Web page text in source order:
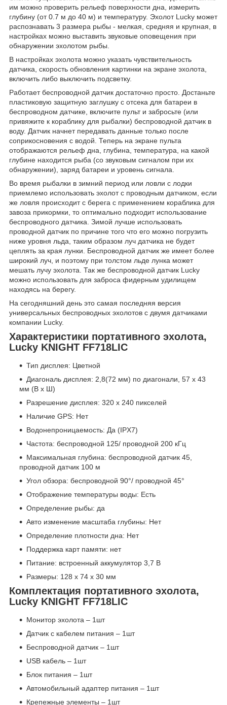
им можно проверить рельеф поверхности дна, измерить
глубину (от 0.7 м до 40 м) и температуру. Эхолот Lucky может
распознавать 3 размера рыбы - мелкая, средняя и крупная, в
настройках можно выставить звуковые оповещения при
обнаружении эхолотом рыбы.
В настройках эхолота можно указать чувствительность
датчика, скорость обновления картинки на экране эхолота,
включить либо выключить подсветку.
Работает беспроводной датчик достаточно просто. Достаньте
пластиковую защитную заглушку с отсека для батареи в
беспроводном датчике, включите пульт и забросьте (или
привяжите к кораблику для рыбалки) беспроводной датчик в
воду. Датчик начнет передавать данные только после
соприкосновения с водой. Теперь на экране пульта
отображаются рельеф дна, глубина, температура, на какой
глубине находится рыба (со звуковым сигналом при их
обнаружении), заряд батареи и уровень сигнала.
Во время рыбалки в зимний период или ловли с лодки
приемлемо использовать эхолот с проводным датчиком, если
же ловля происходит с берега с применением кораблика для
завоза прикормки, то оптимально подходит использование
беспроводного датчика. Зимой лучше использовать
проводной датчик по причине того что его можно погрузить
ниже уровня льда, таким образом луч датчика не будет
цеплять за края лунки. Беспроводной датчик же имеет более
широкий луч, и поэтому при толстом льде лунка может
мешать лучу эхолота. Так же беспроводной датчик Lucky
можно использовать для заброса фидерным удилищем
находясь на берегу.
На сегодняшний день это самая последняя версия
универсальных беспроводных эхолотов с двумя датчиками
компании Lucky.
Характеристики портативного эхолота,
Lucky KNIGHT FF718LIC
Тип дисплея: Цветной
Диагональ дисплея: 2,8(72 мм) по диагонали, 57 х 43
мм (В х Ш)
Разрешение дисплея: 320 x 240 пикселей
Наличие GPS: Нет
Водонепроницаемость: Да (IPX7)
Частота: беспроводной 125/ проводной 200 кГц
Максимальная глубина: беспроводной датчик 45,
проводной датчик 100 м
Угол обзора: беспроводной 90°/ проводной 45°
Отображение температуры воды: Есть
Определение рыбы: да
Авто изменение масштаба глубины: Нет
Определение плотности дна: Нет
Поддержка карт памяти: нет
Питание: встроенный аккумулятор 3,7 В
Размеры: 128 x 74 x 30 мм
Комплектация портативного эхолота,
Lucky KNIGHT FF718LIC
Монитор эхолота – 1шт
Датчик с кабелем питания – 1шт
Беспроводной датчик – 1шт
USB кабель – 1шт
Блок питания – 1шт
Автомобильный адаптер питания – 1шт
Крепежные элементы – 1шт